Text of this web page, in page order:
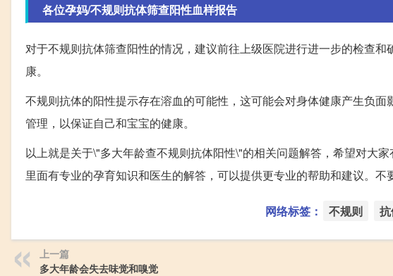
各位孕妈/不规则抗体筛查阳性血样报告
对于不规则抗体筛查阳性的情况，建议前往上级医院进行进一步的检查
康。
不规则抗体的阳性提示存在溶血的可能性，这可能会对身体健康产生负
管理，以保证自己和宝宝的健康。
以上就是关于\"多大年龄查不规则抗体阳性\"的相关问题解答，希望对大
里面有专业的孕育知识和医生的解答，可以提供更专业的帮助和建议。不
网络标签： 不规则
上一篇
多大年龄会失去味觉和嗅觉